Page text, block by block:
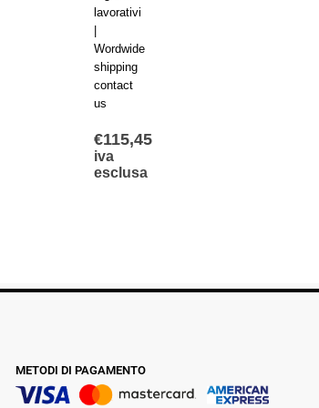
lavorativi
Wordwide
shipping
contact
us
€115,45
iva
esclusa
METODI DI PAGAMENTO